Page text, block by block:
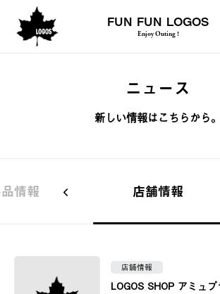
FUN FUN LOGOS
Enjoy Outing !
ニュース
新しい情報はこちらから。
情報 店舗情報
店舗情報
LOGOS SHOP アミュ